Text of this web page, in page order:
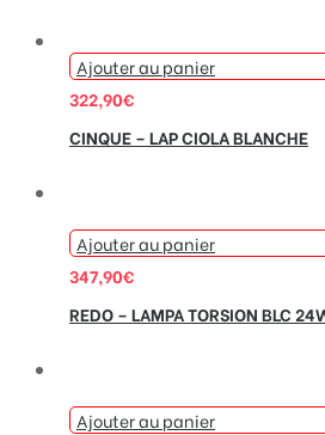
Ajouter au panier
322,90€
CINQUE – LAP CIOLA BLANCHE
Ajouter au panier
347,90€
REDO – LAMPA TORSION BLC
Ajouter au panier